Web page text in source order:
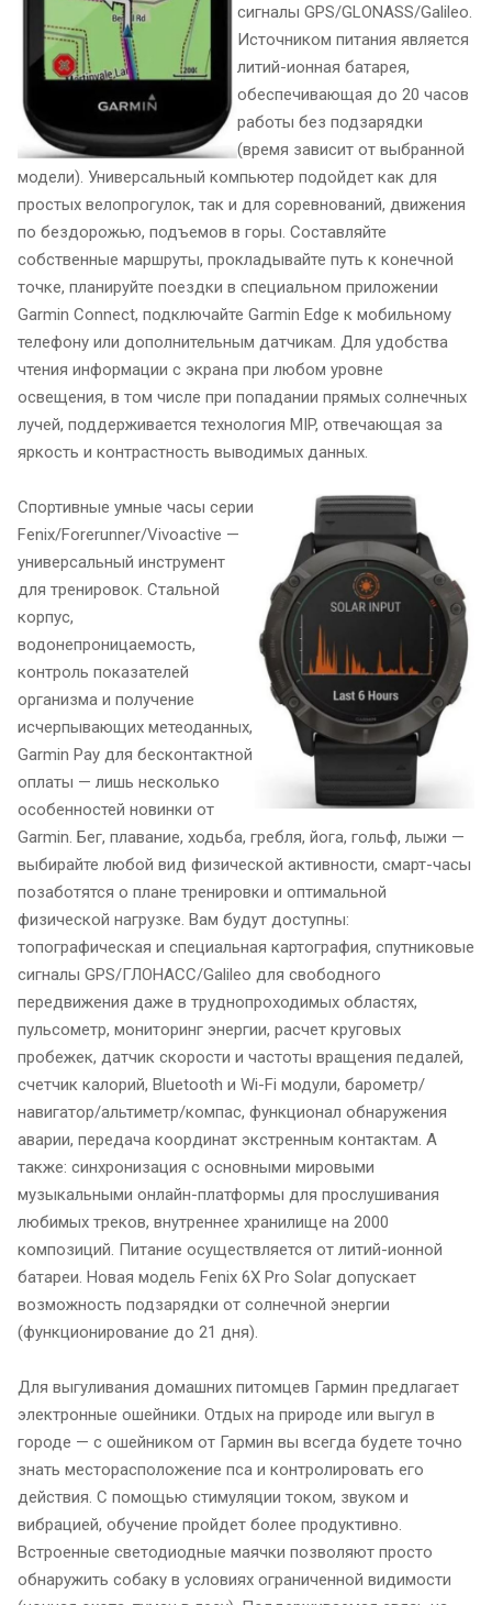
сигналы GPS/GLONASS/Galileo.
Источником питания является
литий-ионная батарея,
обеспечивающая до 20 часов
работы без подзарядки
(время зависит от выбранной
модели). Универсальный компьютер подойдет как для
простых велопрогулок, так и для соревнований, движения
по бездорожью, подъемов в горы. Составляйте
собственные маршруты, прокладывайте путь к конечной
точке, планируйте поездки в специальном приложении
Garmin Connect, подключайте Garmin Edge к мобильному
телефону или дополнительным датчикам. Для удобства
чтения информации с экрана при любом уровне
освещения, в том числе при попадании прямых солнечных
лучей, поддерживается технология MIP, отвечающая за
яркость и контрастность выводимых данных.
Спортивные умные часы серии
Fenix/Forerunner/Vivoactive —
универсальный инструмент
для тренировок. Стальной
корпус,
водонепроницаемость,
контроль показателей
организма и получение
исчерпывающих метеоданных,
Garmin Pay для бесконтактной
оплаты — лишь несколько
особенностей новинки от
Garmin. Бег, плавание, ходьба, гребля, йога, гольф, лыжи —
выбирайте любой вид физической активности, смарт-часы
позаботятся о плане тренировки и оптимальной
физической нагрузке. Вам будут доступны:
топографическая и специальная картография, спутниковые
сигналы GPS/ГЛОНАСС/Galileo для свободного
передвижения даже в труднопроходимых областях,
пульсометр, мониторинг энергии, расчет круговых
пробежек, датчик скорости и частоты вращения педалей,
счетчик калорий, Bluetooth и Wi-Fi модули, барометр/
навигатор/альтиметр/компас, функционал обнаружения
аварии, передача координат экстренным контактам. А
также: синхронизация с основными мировыми
музыкальными онлайн-платформы для прослушивания
любимых треков, внутреннее хранилище на 2000
композиций. Питание осуществляется от литий-ионной
батареи. Новая модель Fenix 6X Pro Solar допускает
возможность подзарядки от солнечной энергии
(функционирование до 21 дня).
Для выгуливания домашних питомцев Гармин предлагает
электронные ошейники. Отдых на природе или выгул в
городе — с ошейником от Гармин вы всегда будете точно
знать месторасположение пса и контролировать его
действия. С помощью стимуляции током, звуком и
вибрацией, обучение пройдет более продуктивно.
Встроенные светодиодные маячки позволяют просто
обнаружить собаку в условиях ограниченной видимости